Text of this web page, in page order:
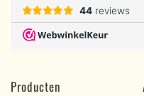
Producten